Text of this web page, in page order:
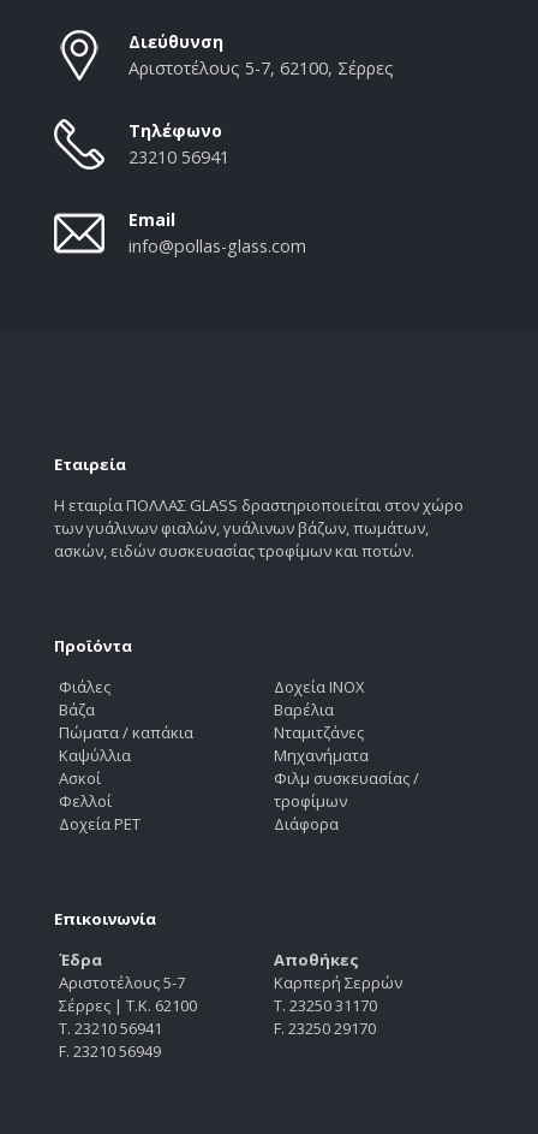
Διεύθυνση
Αριστοτέλους 5-7, 62100, Σέρρες
Τηλέφωνο
23210 56941
Email
info@pollas-glass.com
Εταιρεία
Η εταιρία ΠΟΛΛΑΣ GLASS δραστηριοποιείται στον χώρο
των γυάλινων φιαλών, γυάλινων βάζων, πωμάτων,
ασκών, ειδών συσκευασίας τροφίμων και ποτών.
Προϊόντα
Φιάλες
Βάζα
Πώματα / καπάκια
Καψύλλια
Ασκοί
Φελλοί
Δοχεία PET
Δοχεία INOX
Βαρέλια
Νταμιτζάνες
Μηχανήματα
Φιλμ συσκευασίας /
τροφίμων
Διάφορα
Επικοινωνία
Έδρα
Αριστοτέλους 5-7
Σέρρες | Τ.Κ. 62100
Τ. 23210 56941
F. 23210 56949
Αποθήκες
Καρπερή Σερρών
Τ. 23250 31170
F. 23250 29170